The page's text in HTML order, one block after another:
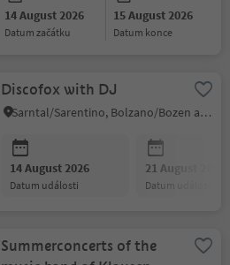
14 August 2026
datum začátku
15 August 2026
datum konce
Discofox with DJ
Sarntal/Sarentino, Bolzano/Bozen and environs
14 August 2026
datum události
21 August 2026
datum události
Summerconcerts of the